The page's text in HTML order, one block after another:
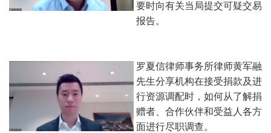
要时向有关当局提交可疑交易
报告。
罗夏信律师事务所律师黄军融
先生分享机构在接受捐款及进
行资源调配时，如何从了解捐
赠者、合作伙伴和受益人各方
面进行尽职调查。